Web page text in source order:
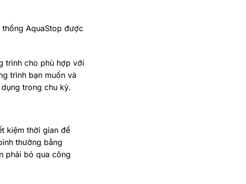
AquaStop được
trình cho phù hợp với
trình bạn muốn và
trong chu kỳ.
kiệm thời gian để
thường bằng
phải bỏ qua công